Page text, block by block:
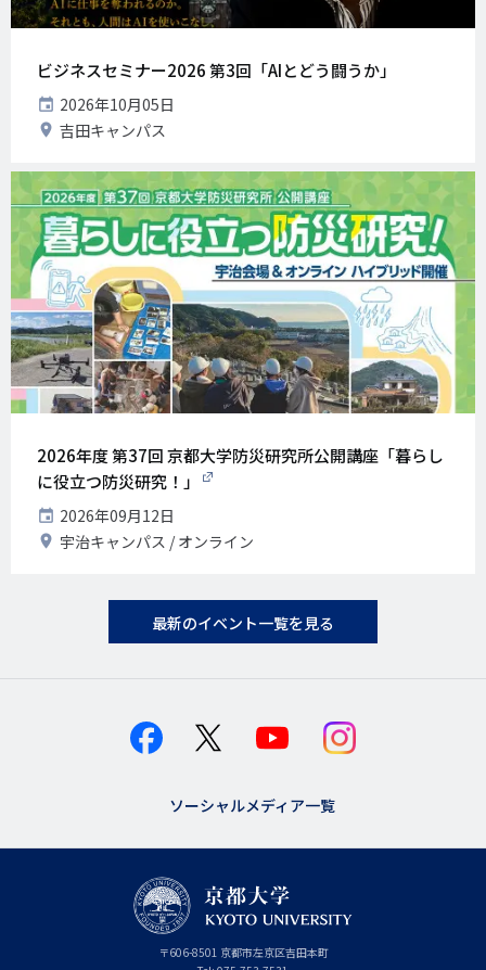
ビジネスセミナー2026 第3回「AIとどう闘うか」
開
催
日
2026年10月05日
開
地
吉田キャンパス
2026年度 第37回 京都大学防災研究所公開講座「暮らし
に役立つ防災研究！」
開
催
日
2026年09月12日
開 宇治キャンパス オンライン
最新のイベント一覧を見る
ソーシャルメディア一覧
〒606-8501 京
都
京都市左京区吉田本町